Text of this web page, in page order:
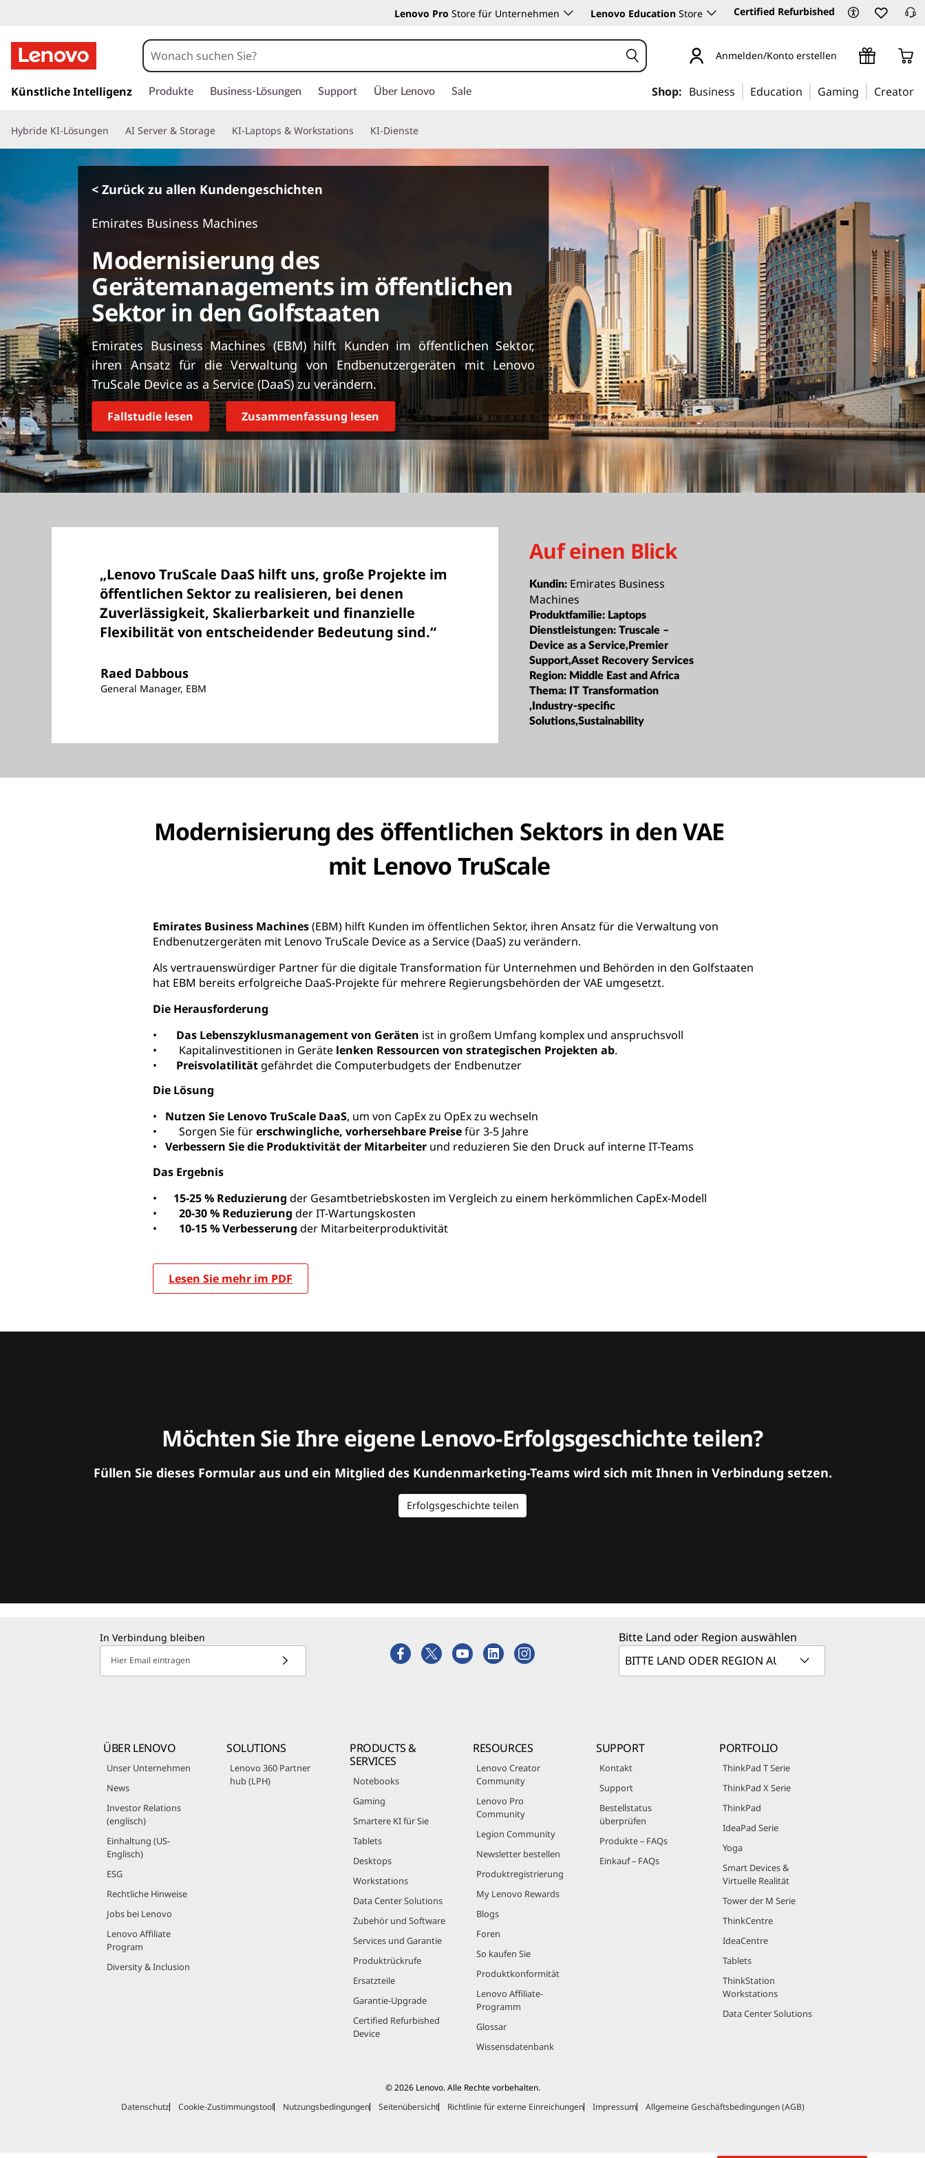
Lenovo Pro Store für Unternehmen Lenovo Education Store Certified Refurbished
u
a
u
i
l
r
i
n
g
e
n
Anmelden/Konto erstellen
Künstliche Intelligenz Produkte Business-Lösungen Support Über Lenovo Sale Shop: Business Education Gaming Creator
Hybride KI-Lösungen AI Server & Storage KI-Laptops & Workstations KI-Dienste
< Zurück zu allen Kundengeschichten
Emirates Business Machines
Modernisierung des
Gerätemanagements im öffentlichen
Sektor in den Golfstaaten
Emirates Business Machines (EBM) hilft Kunden im öffentlichen Sektor,
ihren Ansatz für die Verwaltung von Endbenutzergeräten mit Lenovo
TruScale Device as a Service (DaaS) zu verändern.
Fallstudie lesen Zusammenfassung lesen
„Lenovo TruScale DaaS hilft uns, große Projekte im
öffentlichen Sektor zu realisieren, bei denen
Zuverlässigkeit, Skalierbarkeit und finanzielle
Flexibilität von entscheidender Bedeutung sind.“
Raed Dabbous
General Manager, EBM
Auf einen Blick
Kundin: Emirates Business
Machines
Produktfamilie: Laptops
Dienstleistungen:Truscale –
Device as a Service,Premier
Support,Asset Recovery Services
Region: Middle East and Africa
Thema: IT Transformation
,Industry-specific
Solutions,Sustainability
Modernisierung des öffentlichen Sektors in den VAE
mit Lenovo TruScale
Emirates Business Machines(EBM) hilft Kunden im öffentlichen Sektor, ihren Ansatz für die Verwaltung von
Endbenutzergeräten mit Lenovo TruScale Device as a Service (DaaS) zu verändern.
Als vertrauenswürdiger Partner für die digitale Transformation für Unternehmen und Behörden in den Golfstaaten
hat EBM bereits erfolgreiche DaaS-Projekte für mehrere Regierungsbehörden der VAE umgesetzt.
Die Herausforderung
• Das Lebenszyklusmanagement von Geräten ist in großem Umfang komplex und anspruchsvoll
• Kapitalinvestitionen in Geräte lenken Ressourcen von strategischen Projekten ab.
• Preisvolatilität gefährdet die Computerbudgets der Endbenutzer
Die Lösung
• Nutzen Sie Lenovo TruScale DaaS, um von CapEx zu OpEx zu wechseln
• Sorgen Sie fürerschwingliche, vorhersehbare Preisefür 3-5 Jahre
• Verbessern Sie die Produktivität der Mitarbeiter und reduzieren Sie den Druck auf interne IT-Teams
Das Ergebnis
• 15-25 % Reduzierung der Gesamtbetriebskosten im Vergleich zu einem herkömmlichen CapEx-Modell
• 20-30 % Reduzierung der IT-Wartungskosten
• 10-15 % Verbesserung der Mitarbeiterproduktivität
Lesen Sie mehr im PDF
Möchten Sie Ihre eigene Lenovo-Erfolgsgeschichte teilen?
Füllen Sie dieses Formular aus und ein Mitglied des Kundenmarketing-Teams wird sich mit Ihnen in Verbindung setzen.
Erfolgsgeschichte teilen
In Verbindung bleiben
Hier Email eintragen
Bitte Land oder Region auswählen
ÜBER LENOVO
Unser Unternehmen
News
Investor Relations
(englisch)
Einhaltung (US-
Englisch)
ESG
Rechtliche Hinweise
Jobs bei Lenovo
Lenovo Affiliate
Program
Diversity & Inclusion
SOLUTIONS
Lenovo 360 Partner
hub (LPH)
PRODUCTS &
SERVICES
Notebooks
Gaming
Smartere KI für Sie
Tablets
Desktops
Workstations
Data Center Solutions
Zubehör und Software
Services und Garantie
Produktrückrufe
Ersatzteile
Garantie-Upgrade
Certified Refurbished
Device
RESOURCES
Lenovo Creator
Community
Lenovo Pro
Community
Legion Community
Newsletter bestellen
Produktregistrierung
My Lenovo Rewards
Blogs
Foren
So kaufen Sie
Produktkonformität
Lenovo Affiliate-
Programm
Glossar
Wissensdatenbank
SUPPORT
Kontakt
Support
Bestellstatus
überprüfen
Produkte – FAQs
Einkauf – FAQs
PORTFOLIO
ThinkPad T Serie
ThinkPad X Serie
ThinkPad
IdeaPad Serie
Yoga
Smart Devices &
Virtuelle Realität
Tower der M Serie
ThinkCentre
IdeaCentre
Tablets
ThinkStation
Workstations
Data Center Solutions
© 2026 Lenovo. Alle Rechte vorbehalten.
Datenschutz
Cookie-Zustimmungstool Nutzungsbedingungen Seitenübersicht Richtlinie für externe Einreichungen Impressum Allgemeine Geschäftsbedingungen (AGB)